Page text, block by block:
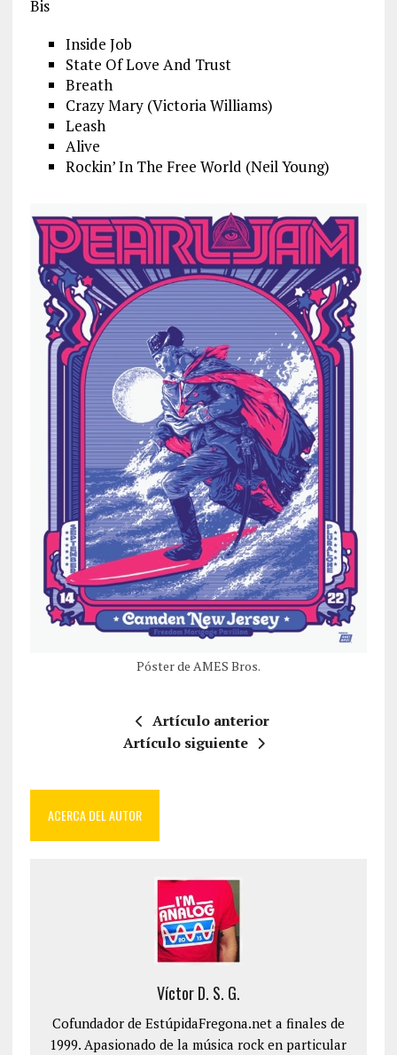
Bis
Inside Job
State Of Love And Trust
Breath
Crazy Mary (Victoria Williams)
Leash
Alive
Rockin’ In The Free World (Neil Young)
Póster de AMES Bros.
Artículo anterior
Artículo siguiente
ACERCA DEL AUTOR
Víctor D. S. G.
Cofundador de EstúpidaFregona.net a finales de
1999. Apasionado de la música rock en particular